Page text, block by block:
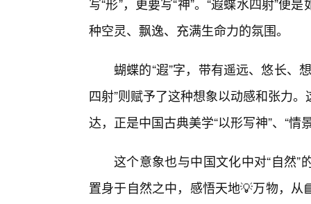
种空灵、飘逸、充满生命力的氛围。
蝴蝶的“遐”字，带有遥远、悠长、
四射”则赋予了这种想象以动感和张力
达，正是中国古典美学“以形写神”、“情
这个意象也与中国文化中对“自然
置身于自然之中，感悟天地💡万物，